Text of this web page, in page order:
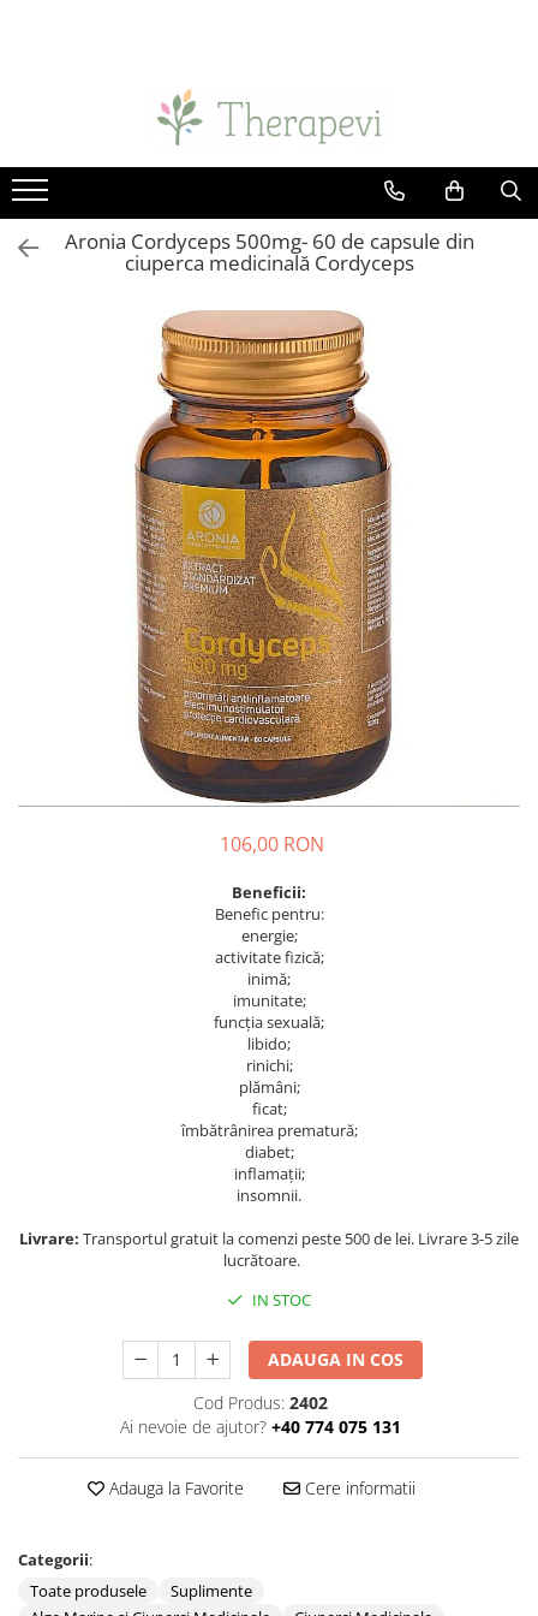
Chlorella
Ciuperci Medicinale
Spirulină
Antioxidanți și Coenzime
Beta-caroten și alți cartenoizi
Probiotice și Enzime digestive
Enzime digestive
Probiotice și prebiotice
Cartilaj și Colagen
Acid hialuronic
Minerale și Oligoelemente
Zinc
Lizina
Metionina
Vitamine
Aronia Cordyceps 500mg- 60 de capsule din
ciuperca medicinală Cordyceps
106,00 RON
Beneficii:
Benefic pentru:
energie;
activitate fizică;
inimă;
imunitate;
funcția sexuală;
libido;
rinichi;
plămâni;
ficat;
îmbătrânirea prematură;
diabet;
inflamații;
insomnii.
Livrare: Transportul gratuit la comenzi peste 500 de lei. Livrare 3-5 zile
lucrătoare.
IN STOC
ADAUGA IN COS
Cod Produs: 2402
Ai nevoie de ajutor? +40 774 075 131
Adauga la Favorite Cere informatii
Categorii:
Toate produsele
Suplimente